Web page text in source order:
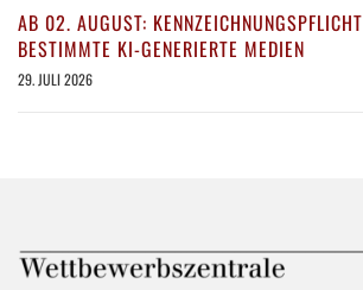
AB 02. AUGUST:
BESTIMMTE KI-GENERIERTE MEDIEN
29. JULI 2026